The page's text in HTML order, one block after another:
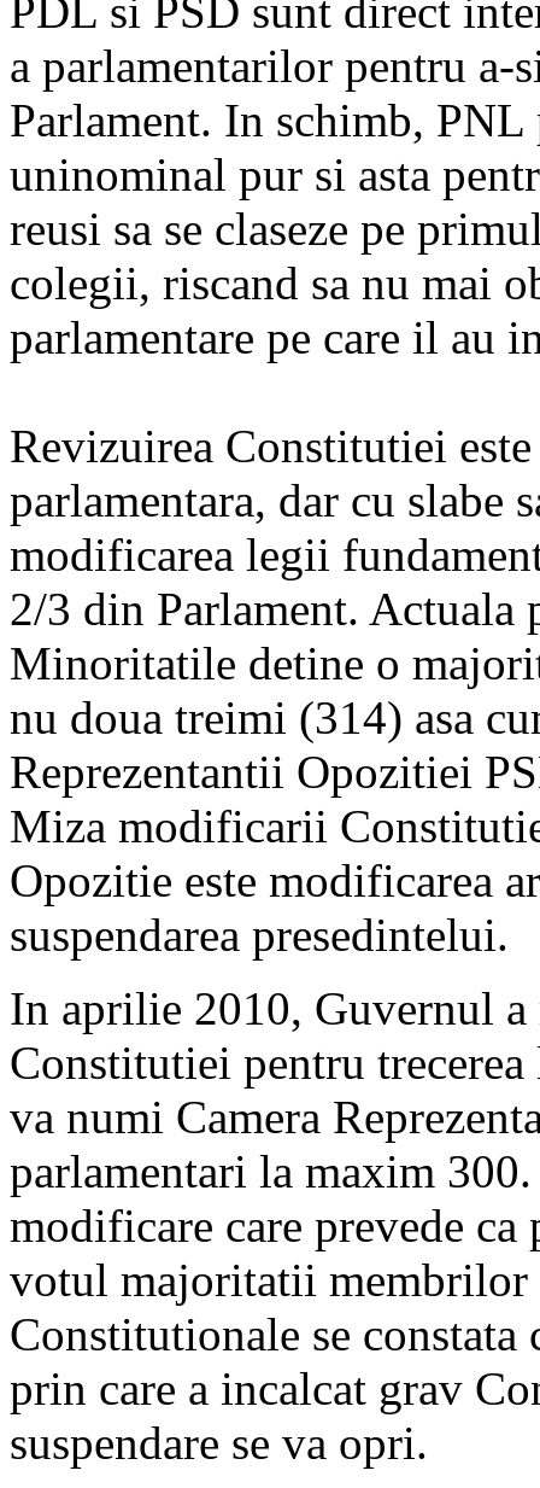
PDL si PSD sunt direct
a parlamentarilor pentru a-
Parlament. In schimb,
uninominal pur si asta
reusi sa se claseze pe
colegii, riscand sa nu mai
parlamentare pe care il au
Revizuirea Constitutiei
parlamentara, dar cu slabe
modificarea legii
2/3 din Parlament.
Minoritatile detine o
nu doua treimi (314) asa
Reprezentantii Opozitiei
Miza modificarii
Opozitie este modificarea
suspendarea presedintelui.
In aprilie 2010, Guvernul a
Constitutiei pentru trecerea
va numi Camera
parlamentari la maxim
modificare care prevede ca
votul majoritatii
Constitutionale se constata
prin care a incalcat grav
suspendare se va opri.